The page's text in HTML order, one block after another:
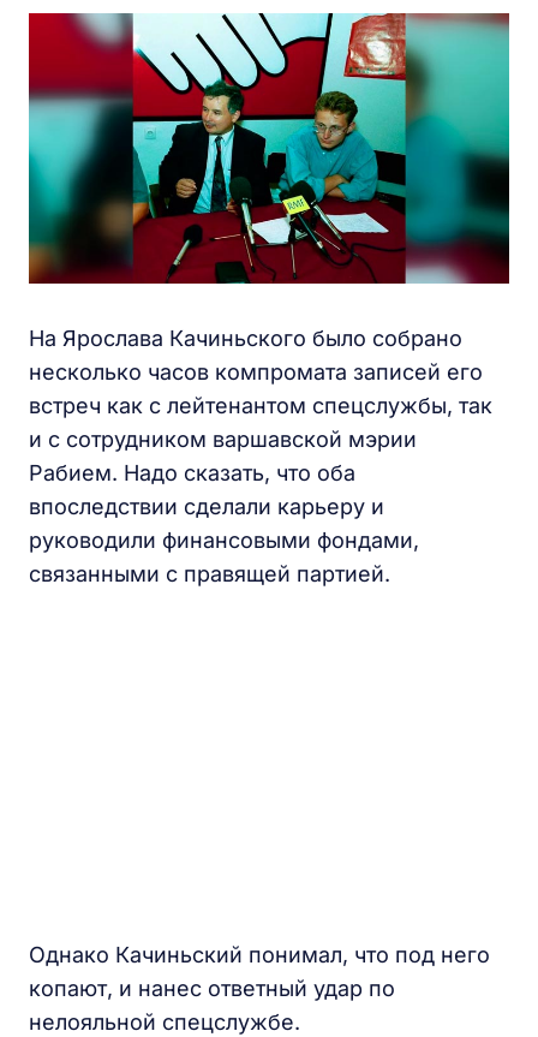
На Ярослава Качиньского было собрано
несколько часов компромата записей его
встреч как с лейтенантом спецслужбы, так
и с сотрудником варшавской мэрии
Рабием. Надо сказать, что оба
впоследствии сделали карьеру и
руководили финансовыми фондами,
связанными с правящей партией.
Однако Качиньский понимал, что под него
копают, и нанес ответный удар по
нелояльной спецслужбе.